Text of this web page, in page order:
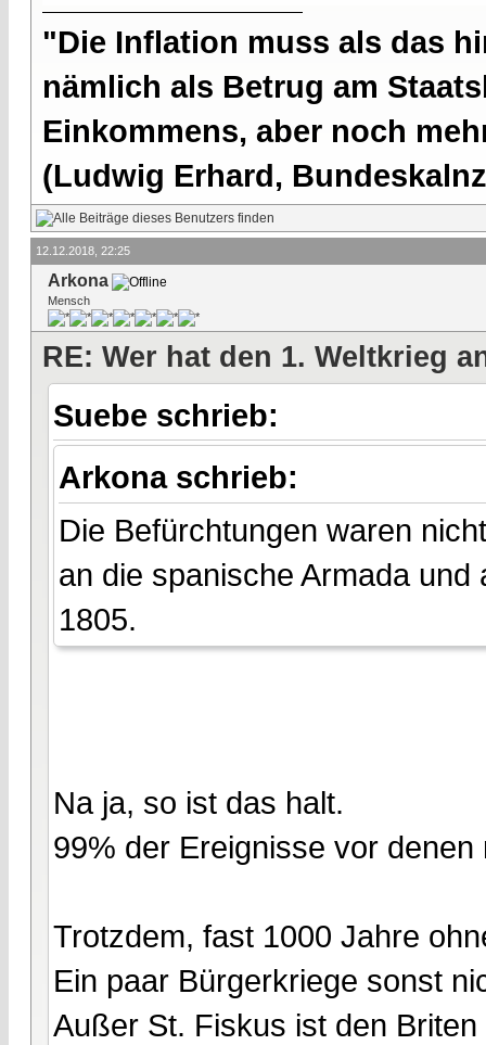
"Die Inflation muss als das
nämlich als Betrug am
Einkommens, aber noch
(Ludwig Erhard,
12.12.2018, 22:25
Arkona
Mensch
RE: Wer hat den 1. Weltkrieg
Suebe schrieb:
Arkona schrieb:
Die Befürchtungen waren
an die spanische Armada
1805.
Na ja, so ist das halt.
99% der Ereignisse vor
Trotzdem, fast 1000 Jahre
Ein paar Bürgerkriege sonst
Außer St. Fiskus ist den